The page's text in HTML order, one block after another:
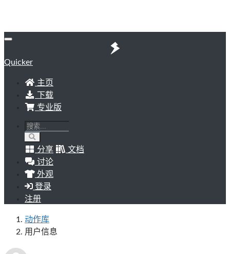
Quicker
主页
下载
专业版
分享
文档
讨论
外观
登录
注册
动作库
用户信息